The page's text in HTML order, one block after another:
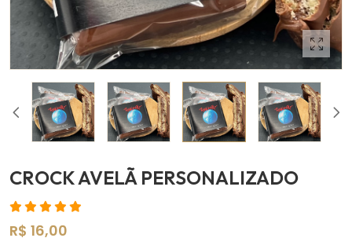
CROCK AVELÃ PERSONALIZADO
R$ 16,00